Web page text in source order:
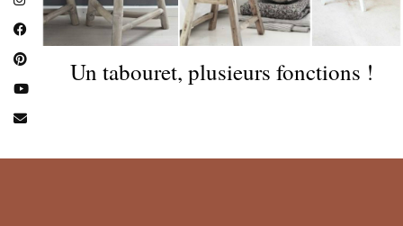
Un tabouret, plusieurs fonctions !